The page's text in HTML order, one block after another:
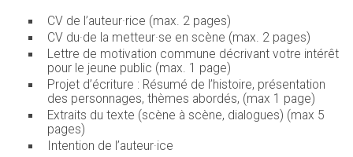
CV de l’auteur·rice (max. 2 pages)
CV du·de la metteur·se en scène (max. 2 pages)
Lettre de motivation commune décrivant votre intérêt
pour le jeune public (max. 1 page)
Projet d’écriture : Résumé de l’histoire, présentation
des personnages, thèmes abordés, (max 1 page)
Extraits du texte (scène à scène, dialogues) (max 5
pages)
Intention de l’auteur·ice